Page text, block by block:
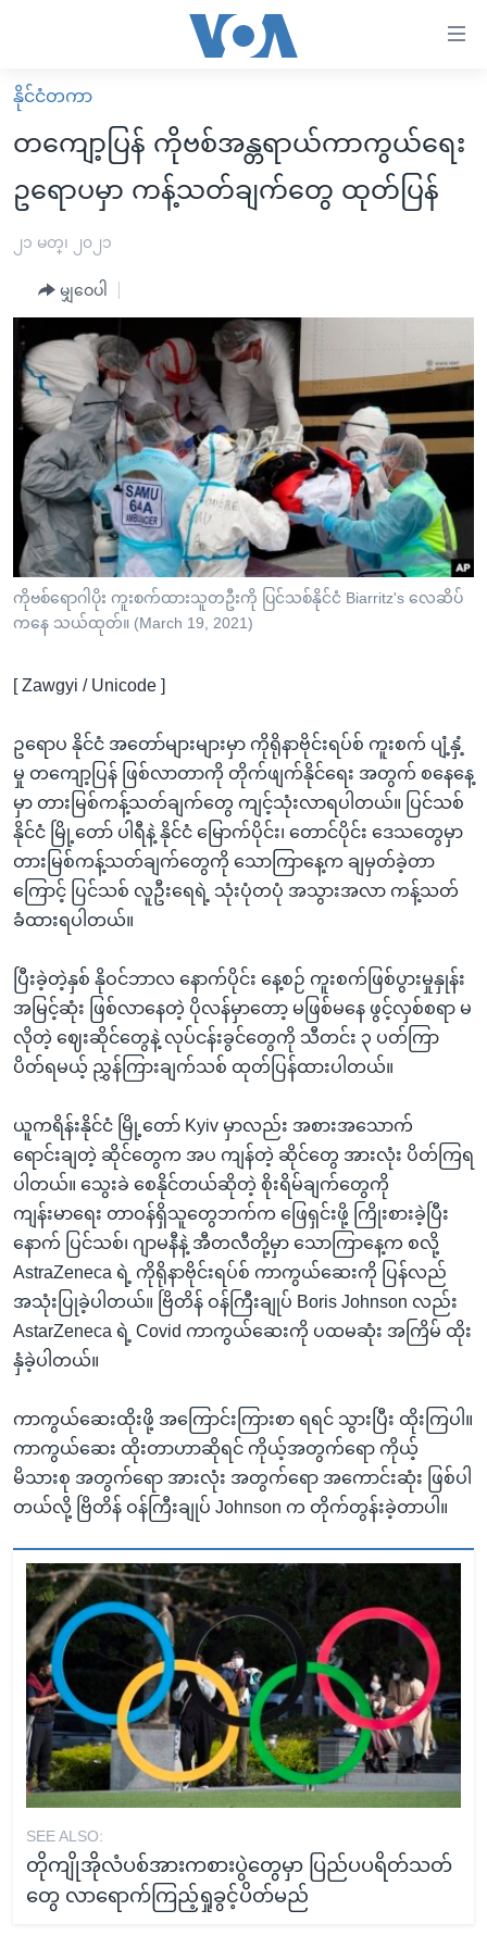
လွယ်ကူ
စေ
Link
များ
အကြောင်းအရာ
ကျော်
ကြည့်
ရန်
ပင်မ
ညွန်း
စာမျက်နှာ
သို့
ကျော်
ရှာဖွေ
နေရာ
သို့
ကျော်
ရန်
မူလစာမျက်နှာ
မြန်မာ
ကမ္ဘာ့သတင်းများ
အစ္စရေး-ပါလက်စတိုင်း
ရပ်ဝန်းတခု လမ်းတခု အလွန်
အင်္ဂလိပ်စာလေ့လာမယ်
အမေရိကန်သုံးအီဒီယံ
မကြေးမုံရဲ့ အင်္ဂလိပ်စာ
ရုပ်ရှင်ထဲက အင်္ဂလိပ်စာ
သုတပဒေသာ အင်္ဂလိပ်စာ
အပတ်စဉ်ကဏ္ဍများ
ရေဒီယို
တီဗွီ
ရေဒီယိုနှင့်ရုပ်သံ အချက်အလက်များ
ရေဒီယို/တီဗွီအစီအစဉ်
Learning English
ဗွီအိုအေ လူမှုကွန်ယက်များ
ဘာသာစကားများ
နိုင်ငံတကာ
တကျော့ပြန် ကိုဗစ်အန္တရာယ်ကာကွယ်ရေး
ဥရောပမှာ ကန့်သတ်ချက်တွေ ထုတ်ပြန်
၂၁ မတ္၊ ၂၀၂၁
မျှဝေပါ
ကိုဗစ်ရောဂါပိုး ကူးစက်ထားသူတဦးကို ပြင်သစ်နိုင်ငံ Biarritz's လေဆိပ်
ကနေ သယ်ထုတ်။ (March 19, 2021)
[ Zawgyi / Unicode ]
ဥရောပ နိုင်ငံ အတော်များများမှာ ကိုရိုနာဗိုင်းရပ်စ် ကူးစက် ပျံ့နှံ့
မှု တကျော့ပြန် ဖြစ်လာတာကို တိုက်ဖျက်နိုင်ရေး အတွက် စနေနေ့
မှာ တားမြစ်ကန့်သတ်ချက်တွေ ကျင့်သုံးလာရပါတယ်။ ပြင်သစ်
နိုင်ငံ မြို့တော် ပါရီနဲ့ နိုင်ငံ မြောက်ပိုင်း၊ တောင်ပိုင်း ဒေသတွေမှာ
တားမြစ်ကန့်သတ်ချက်တွေကို သောကြာနေ့က ချမှတ်ခဲ့တာ
ကြောင့် ပြင်သစ် လူဦးရေရဲ့ သုံးပုံတပုံ အသွားအလာ ကန့်သတ်
ခံထားရပါတယ်။
ပြီးခဲ့တဲ့နှစ် နိုဝင်ဘာလ နောက်ပိုင်း နေ့စဉ် ကူးစက်ဖြစ်ပွားမှုနှုန်း
အမြင့်ဆုံး ဖြစ်လာနေတဲ့ ပိုလန်မှာတော့ မဖြစ်မနေ ဖွင့်လှစ်စရာ မ
လိုတဲ့ ဈေးဆိုင်တွေနဲ့ လုပ်ငန်းခွင်တွေကို သီတင်း ၃ ပတ်ကြာ
ပိတ်ရမယ့် ညွှန်ကြားချက်သစ် ထုတ်ပြန်ထားပါတယ်။
ယူကရိန်းနိုင်ငံ မြို့တော် Kyiv မှာလည်း အစားအသောက်
ရောင်းချတဲ့ ဆိုင်တွေက အပ ကျန်တဲ့ ဆိုင်တွေ အားလုံး ပိတ်ကြရ
ပါတယ်။ သွေးခဲ စေနိုင်တယ်ဆိုတဲ့ စိုးရိမ်ချက်တွေကို
ကျန်းမာရေး တာဝန်ရှိသူတွေဘက်က ဖြေရှင်းဖို့ ကြိုးစားခဲ့ပြီး
နောက် ပြင်သစ်၊ ဂျာမနီနဲ့ အီတလီတို့မှာ သောကြာနေ့က စလို့
AstraZeneca ရဲ့ ကိုရိုနာဗိုင်းရပ်စ် ကာကွယ်ဆေးကို ပြန်လည်
အသုံးပြုခဲ့ပါတယ်။ ဗြိတိန် ဝန်ကြီးချုပ် Boris Johnson လည်း
AstarZeneca ရဲ့ Covid ကာကွယ်ဆေးကို ပထမဆုံး အကြိမ် ထိုး
နှံခဲ့ပါတယ်။
ကာကွယ်ဆေးထိုးဖို့ အကြောင်းကြားစာ ရရင် သွားပြီး ထိုးကြပါ။
ကာကွယ်ဆေး ထိုးတာဟာဆိုရင် ကိုယ့်အတွက်ရော ကိုယ့်
မိသားစု အတွက်ရော အားလုံး အတွက်ရော အကောင်းဆုံး ဖြစ်ပါ
တယ်လို့ ဗြိတိန် ဝန်ကြီးချုပ် Johnson က တိုက်တွန်းခဲ့တာပါ။
SEE ALSO:
တိုကျိုအိုလံပစ်အားကစားပွဲတွေမှာ ပြည်ပပရိတ်သတ်
တွေ လာရောက်ကြည့်ရှုခွင့်ပိတ်မည်